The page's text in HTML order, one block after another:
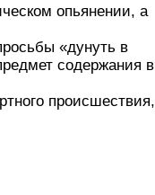
опьянении, а
«дунуть в
содержания в
происшествия,